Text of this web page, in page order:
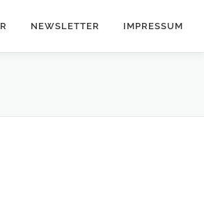
NEWSLETTER IMPRESSUM